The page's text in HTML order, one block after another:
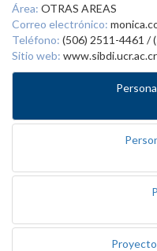
Área: OTRAS AREAS
Correo electrónico:
Teléfono: (506) 2511-4461 /
Sitio web: www.sibdi.ucr.ac.cr